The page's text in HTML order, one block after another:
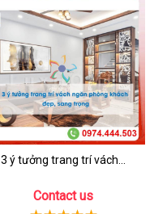
3 ý tưởng trang trí vách...
Contact us